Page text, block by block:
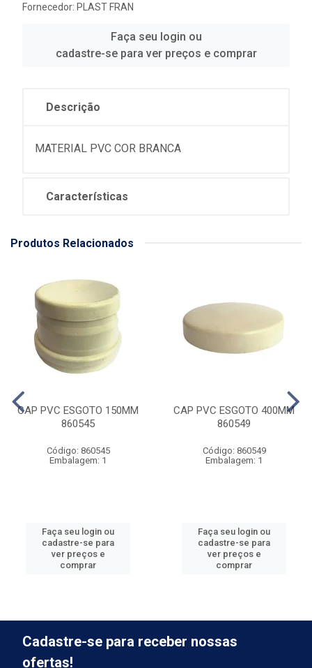
Fornecedor: PLAST FRAN
Faça seu login ou
cadastre-se para ver preços e comprar
Descrição
MATERIAL PVC COR BRANCA
Características
Produtos Relacionados
CAP PVC ESGOTO 150MM
860545
Código: 860545
Embalagem: 1
Faça seu login ou
cadastre-se para
ver preços e
comprar
CAP PVC ESGOTO 400MM
860549
Código: 860549
Embalagem: 1
Faça seu login ou
cadastre-se para
ver preços e
comprar
Cadastre-se para receber nossas
ofertas!